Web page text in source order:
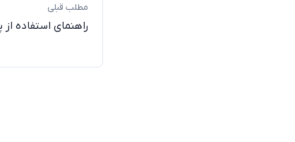
مطلب قبلی
راهنمای استفاده از